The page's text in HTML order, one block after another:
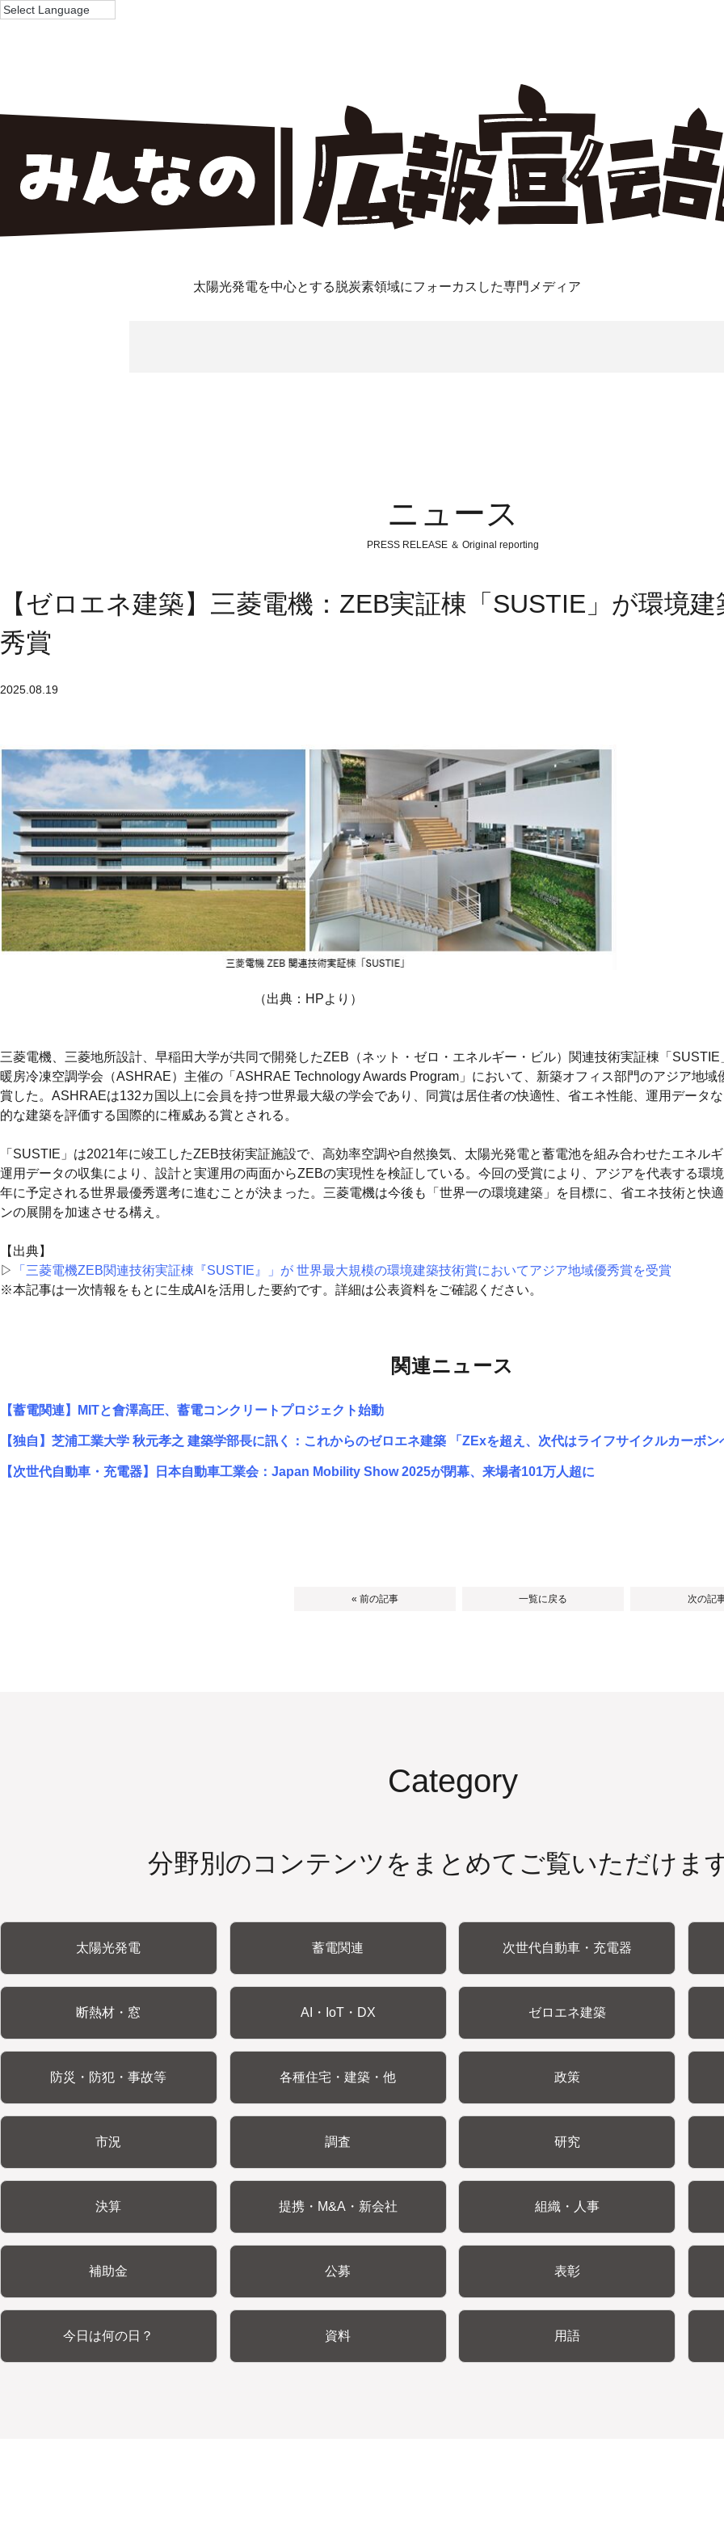
太陽光発電を中心とする脱炭素領域にフォーカスした専門メディア
ニュース
PRESS RELEASE ＆ Original reporting
【ゼロエネ建築】三菱電機：ZEB実証棟「SUSTIE」が環境
秀賞
2025.08.19
（出典：HPより）
三菱電機、三菱地所設計、早稲田大学が共同で開発したZEB（ネット・ゼロ・エネルギー・ビル）関連技術実証棟「
暖房冷凍空調学会（ASHRAE）主催の「ASHRAE Technology Awards Program」において、新築オフィス部門のアジア地
賞した。ASHRAEは132カ国以上に会員を持つ世界最大級の学会であり、同賞は居住者の快適性、省エネ性能、運用データ
的な建築を評価する国際的に権威ある賞とされる。
「SUSTIE」は2021年に竣工したZEB技術実証施設で、高効率空調や自然換気、太陽光発電と蓄電池を組み合わせたエネル
運用データの収集により、設計と実運用の両面からZEBの実現性を検証している。今回の受賞により、アジアを代表する環
年に予定される世界最優秀選考に進むことが決まった。三菱電機は今後も「世界一の環境建築」を目標に、省エネ技術と快
ンの展開を加速させる構え。
【出典】
▷
「三菱電機ZEB関連技術実証棟『SUSTIE』」が 世界最大規模の環境建築技術賞においてアジア地域優秀賞を受賞
※本記事は一次情報をもとに生成AIを活用した要約です。詳細は公表資料をご確認ください。
関連ニュース
【蓄電関連】MITと會澤高圧、蓄電コンクリートプロジェクト始動
【独自】芝浦工業大学 秋元孝之 建築学部長に訊く：これからのゼロエネ建築 「ZExを超え、次代はライフサイクルカーボン
【次世代自動車・充電器】日本自動車工業会：Japan Mobility Show 2025が閉幕、来場者101万人超に
« 前の記事 一覧に戻る 次の記
Category
分野別のコンテンツをまとめてご覧いただけま
太陽光発電 蓄電関連 次世代自動車・充電器
断熱材・窓 AI・IoT・DX ゼロエネ建築
防災・防犯・事故等 各種住宅・建築・他 政策
市況 調査 研究
決算 提携・M&A・新会社 組織・人事
補助金 公募 表彰
今日は何の日？ 資料 用語